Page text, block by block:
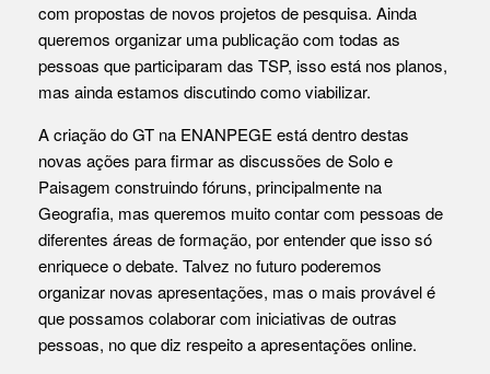
com propostas de novos projetos de pesquisa. Ainda
queremos organizar uma publicação com todas as
pessoas que participaram das TSP, isso está nos planos,
mas ainda estamos discutindo como viabilizar.
A criação do GT na ENANPEGE está dentro destas
novas ações para firmar as discussões de Solo e
Paisagem construindo fóruns, principalmente na
Geografia, mas queremos muito contar com pessoas de
diferentes áreas de formação, por entender que isso só
enriquece o debate. Talvez no futuro poderemos
organizar novas apresentações, mas o mais provável é
que possamos colaborar com iniciativas de outras
pessoas, no que diz respeito a apresentações online.